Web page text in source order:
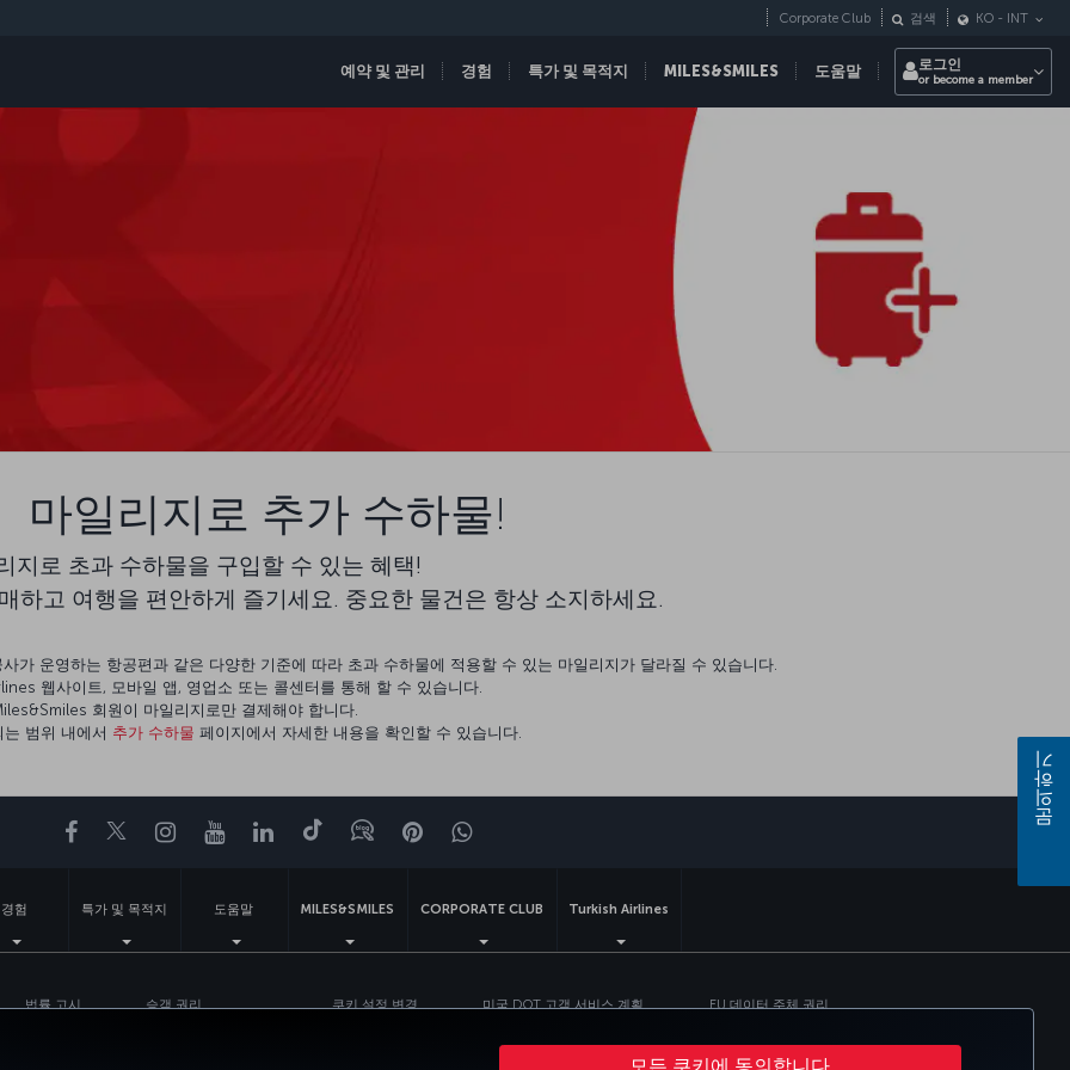
모든 쿠키에 동의합니다
예약 및 관리 경험 특가 및 목적지 MILES&SMILES 도움말
Corporate Club 검색 KO - INT
로그인
or become a member
마일리지로 추가 수하물!
지로 초과 수하물을 구입할 수 있는 혜택!
하고 여행을 편안하게 즐기세요. 중요한 물건은 항상 소지하세요.
가 운영하는 항공편과 같은 다양한 기준에 따라 초과 수하물에 적용할 수 있는 마일리지가 달라질 수 있습니다.
웹사이트, 모바일 앱, 영업소 또는 콜센터를 통해 할 수 있습니다.
회원이 마일리지로만 결제해야 합니다.
범위 내에서 추가 수하물 페이지에서 자세한 내용을 확인할 수 있습니다.
페이스북
트위터인스타그램
유튜브링크드인
틱톡블로그PinterestWhatsapp
경험 특가 및 목적지 도움말 MILES&SMILES CORPORATE CLUB Turkish Airlines
법률 고시 승객 권리 쿠키 설정 변경 미국 DOT 고객 서비스 계획
EU 데이터 주체 권리
문의하기